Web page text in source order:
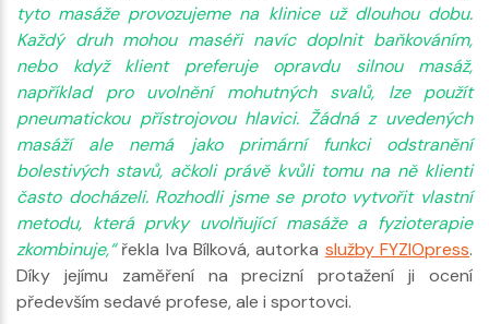
tyto masáže provozujeme na klinice už dlouhou dobu.
Každý druh mohou maséři navíc doplnit baňkováním,
nebo když klient preferuje opravdu silnou masáž,
například pro uvolnění mohutných svalů, lze použít
pneumatickou přístrojovou hlavici. Žádná z uvedených
masáží ale nemá jako primární funkci odstranění
bolestivých stavů, ačkoli právě kvůli tomu na ně klienti
často docházeli. Rozhodli jsme se proto vytvořit vlastní
metodu, která prvky uvolňující masáže a fyzioterapie
zkombinuje,“řekla Iva Bílková, autorka služby FYZIOpress.
Díky jejímu zaměření na precizní protažení ji ocení
především sedavé profese, ale i sportovci.